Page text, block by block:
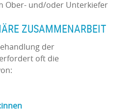
Ober- und/oder Unterkiefer
ZUSAMMENARBEIT
der
oft die